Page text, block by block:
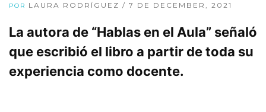
POR LAURA RODRÍGUEZ / 7 DE DECEMBER, 2021
La autora de “Hablas en el Aula” señaló
que escribió el libro a partir de toda su
experiencia como docente.